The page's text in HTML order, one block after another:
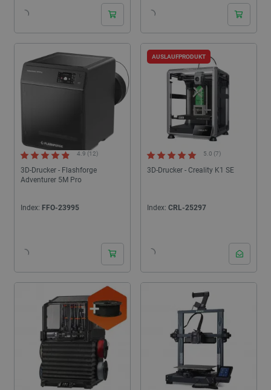
3D-Drucker - Flashforge
Adventurer 5M Pro
4.9 (12)
Index: FFO-23995
3D-Drucker - Creality K1 SE
5.0 (7)
Index: CRL-25297
AUSLAUFPRODUKT